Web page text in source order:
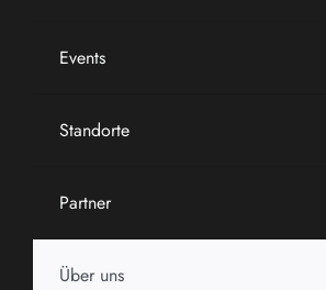
Events
Standorte
Partner
Über uns